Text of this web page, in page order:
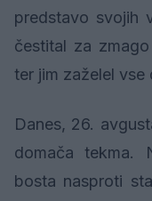
predstavo svojih
čestital za
ter jim zaželel vse
Danes, 26.
domača tekma.
bosta nasproti